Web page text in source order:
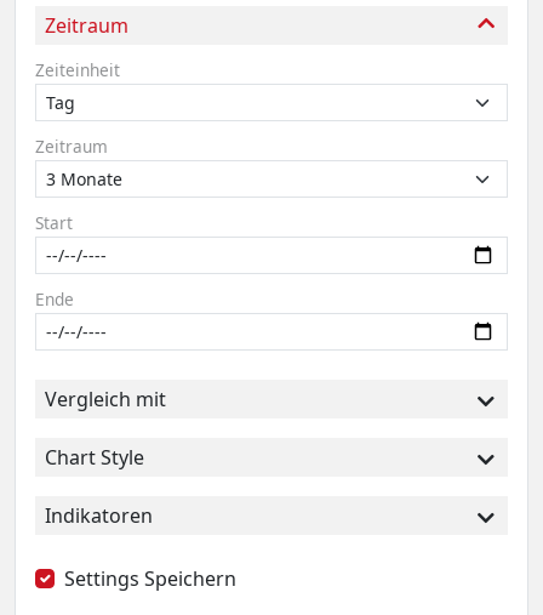
Zeitraum
Zeiteinheit
Zeitraum
Start
Ende
Vergleich mit
Chart Style
Indikatoren
Settings Speichern